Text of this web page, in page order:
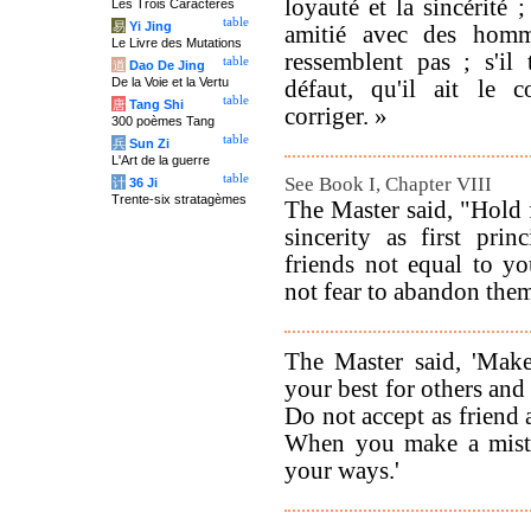
loyauté et la sincérité
amitié avec des
ressemblent pas ; s'il
défaut, qu'il ait le
corriger. »
See Book I, Chapter VIII
The Master said, "Hold
sincerity as first
friends not equal to
not fear to abandon
The Master said,
your best for others
Do not accept as friend
When you make a
your ways.'
Les Trois Caractères
table
易 Yi Jing
Le Livre des Mutations
table
道 Dao De Jing
De la Voie et la Vertu
table
唐 Tang Shi
300 poèmes Tang
table
兵 Sun Zi
L'Art de la guerre
table
计 36 Ji
Trente-six stratagèmes